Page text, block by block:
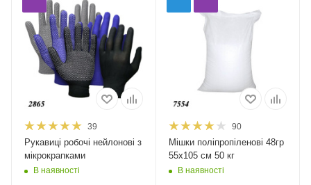
39
Рукавиці робочі нейлонові з
мікрокрапками
В наявності
90
Мішки поліпропіленові 48гр
55х105 см 50 кг
В наявності